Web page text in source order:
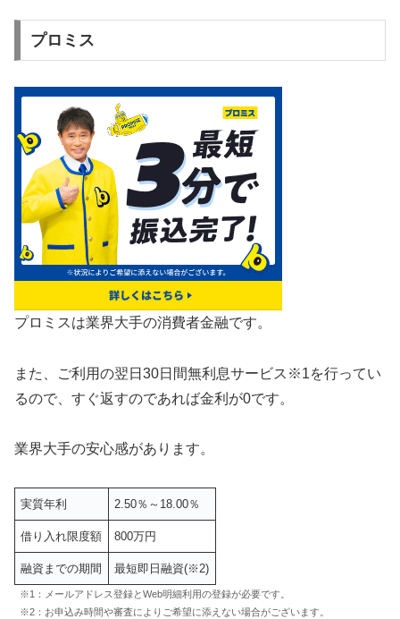
プロミス
プロミスは業界大手の消費者金融です。
また、ご利用の翌日30日間無利息サービス※1を行ってい
るので、すぐ返すのであれば金利が0です。
業界大手の安心感があります。
実質年利 2.50％～18.00％
借り入れ限度額 800万円
融資までの期間 最短即日融資(※2)
※1：メールアドレス登録とWeb明細利用の登録が必要です。
※2：お申込み時間や審査によりご希望に添えない場合がございます。